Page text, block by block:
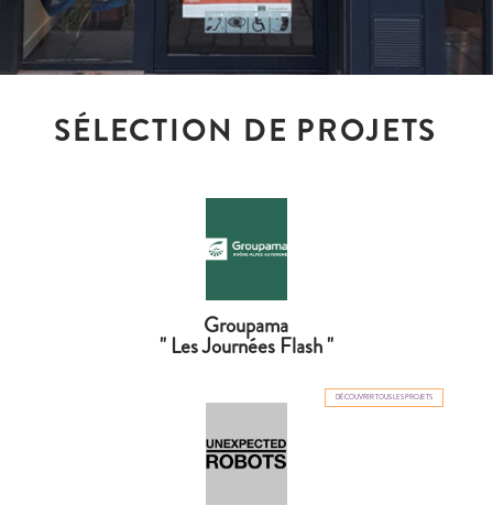
DÉCOUVRIR TOUS LES PROJETS
SÉLECTION DE PROJETS
Groupama
" Les Journées Flash "